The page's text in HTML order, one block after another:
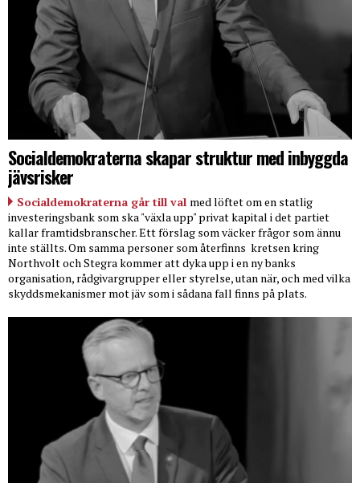
Socialdemokraterna skapar struktur med inbyggda
jävsrisker
Socialdemokraterna går till val med löftet om en statlig
investeringsbank som ska "växla upp" privat kapital i det partiet
kallar framtidsbranscher. Ett förslag som väcker frågor som ännu
inte ställts. Om samma personer som återfinns kretsen kring
Northvolt och Stegra kommer att dyka upp i en ny banks
organisation, rådgivargrupper eller styrelse, utan när, och med vilka
skyddsmekanismer mot jäv som i sådana fall finns på plats.